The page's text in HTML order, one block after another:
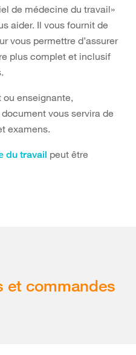
de médecine du travail»
aider. Il vous fournit de
vous permettre d’assurer
plus complet et inclusif
ou enseignante,
vous servira de
examens.
du travail peut être
et commandes